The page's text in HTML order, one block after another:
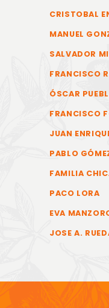
CRISTOBAL
MANUEL
SALVADOR
FRANCISCO
ÓSCAR
FRANCISCO
JUAN
PABLO
FAMILIA
PACO LORA
EVA
JOSE A.